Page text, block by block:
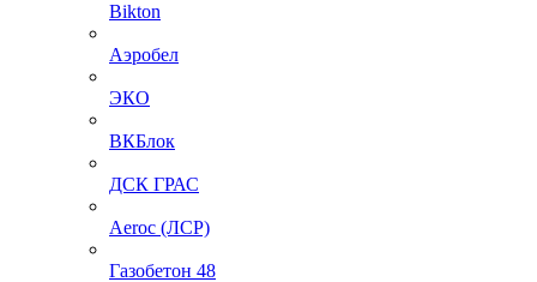
Bikton
Аэробел
ЭКО
ВКБлок
ДСК ГРАС
Aeroc (ЛСР)
Газобетон 48